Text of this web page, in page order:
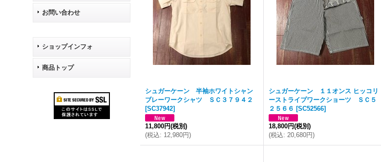
お問い合わせ
ショップインフォ
商品トップ
シュガーケーン 半袖ホワイトシャン
ブレーワークシャツ ＳＣ３７９４２
[SC37942]
11,800円(税別)
(税込: 12,980円)
シュガーケーン １１オンス ヒッコリ
ーストライプワークショーツ ＳＣ５
２５６６ [SC52566]
18,800円(税別)
(税込: 20,680円)